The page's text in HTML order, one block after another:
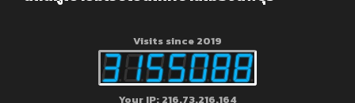
Visits since 2019
Your IP: 216.73.216.164